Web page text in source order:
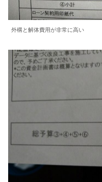
外構と解体費用が非常に高い